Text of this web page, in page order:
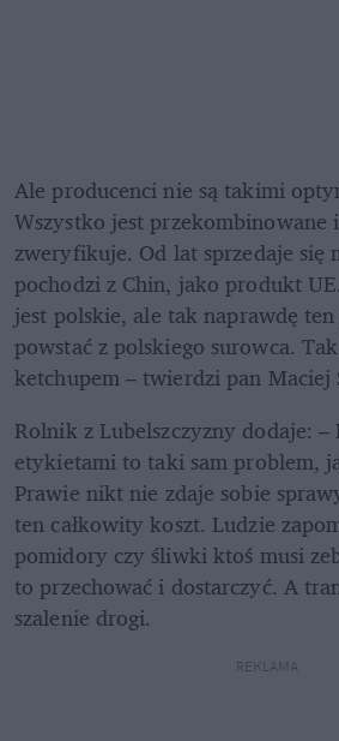
Ale producenci nie są takimi
Wszystko jest przekombinowane
zweryfikuje. Od lat sprzedaje się
pochodzi z Chin, jako produkt
jest polskie, ale tak naprawdę
powstać z polskiego surowca.
ketchupem – twierdzi pan Maciej
Rolnik z Lubelszczyzny dodaje: –
etykietami to taki sam problem,
Prawie nikt nie zdaje sobie
ten całkowity koszt. Ludzie
pomidory czy śliwki ktoś musi
to przechować i dostarczyć. A
szalenie drogi.
REKLAMA